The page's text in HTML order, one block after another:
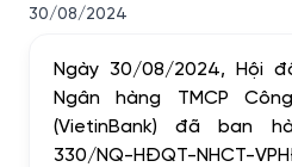
30/08/2024
Ngày 30/08/2024, Hội
Ngân hàng TMCP
(VietinBank) đã ban
330/NQ-HĐQT-NHCT-